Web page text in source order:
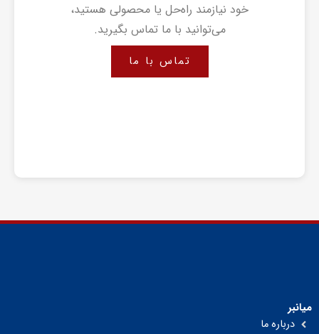
خود نیازمند راه‌حل یا محصولی هستید،
می‌توانید با ما تماس بگیرید.
تماس با ما
میانبر
درباره ما